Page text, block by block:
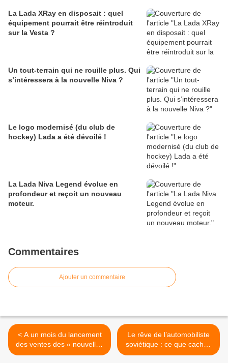
La Lada XRay en disposait : quel
équipement pourrait être réintroduit
sur la Vesta ?
Un tout-terrain qui ne rouille plus. Qui
s’intéressera à la nouvelle Niva ?
Le logo modernisé (du club de
hockey) Lada a été dévoilé !
La Lada Niva Legend évolue en
profondeur et reçoit un nouveau
moteur.
Commentaires
Ajouter un commentaire
< A un mois du lancement
des ventes des « nouvelles
» Volga.
Le rêve de l’automobiliste
soviétique : ce que cachait
la transmission intégrale